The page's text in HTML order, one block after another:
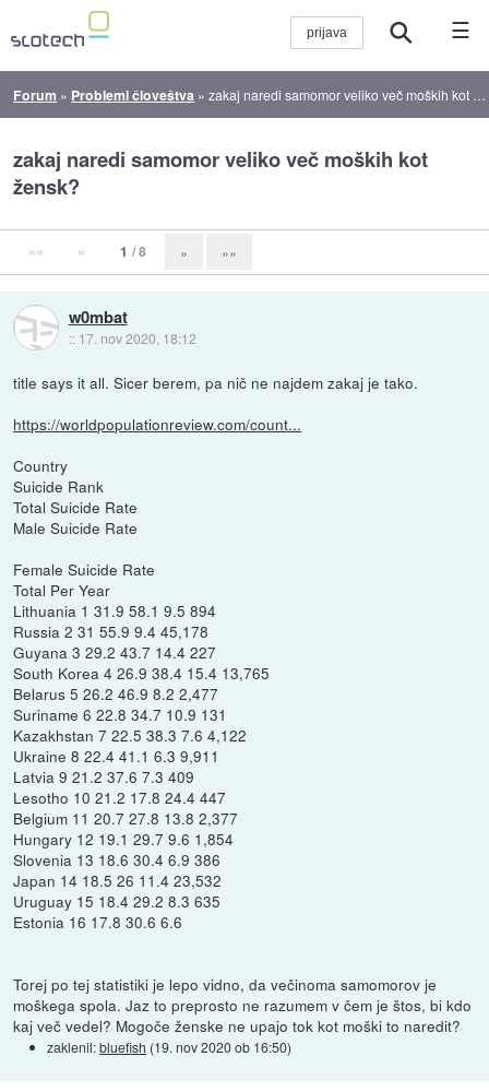
☰
Forum » Problemi človeštva »zakaj naredi samomor veliko več moških kot žensk?
zakaj naredi samomor veliko več moških kot
žensk?
«« « 1 / 8 » »»
w0mbat
:: 17. nov 2020, 18:12
title says it all. Sicer berem, pa nič ne najdem zakaj je tako.
https://worldpopulationreview.com/count...
Country
Suicide Rank
Total Suicide Rate
Male Suicide Rate
Female Suicide Rate
Total Per Year
Lithuania 1 31.9 58.1 9.5 894
Russia 2 31 55.9 9.4 45,178
Guyana 3 29.2 43.7 14.4 227
South Korea 4 26.9 38.4 15.4 13,765
Belarus 5 26.2 46.9 8.2 2,477
Suriname 6 22.8 34.7 10.9 131
Kazakhstan 7 22.5 38.3 7.6 4,122
Ukraine 8 22.4 41.1 6.3 9,911
Latvia 9 21.2 37.6 7.3 409
Lesotho 10 21.2 17.8 24.4 447
Belgium 11 20.7 27.8 13.8 2,377
Hungary 12 19.1 29.7 9.6 1,854
Slovenia 13 18.6 30.4 6.9 386
Japan 14 18.5 26 11.4 23,532
Uruguay 15 18.4 29.2 8.3 635
Estonia 16 17.8 30.6 6.6
Torej po tej statistiki je lepo vidno, da večinoma samomorov je
moškega spola. Jaz to preprosto ne razumem v čem je štos, bi kdo
kaj več vedel? Mogoče ženske ne upajo tok kot moški to naredit?
zaklenil:bluefish (19. nov 2020 ob 16:50)